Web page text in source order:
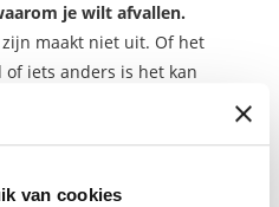
van cookies
je wilt afvallen.
maakt niet uit. Of het
iets anders is het kan
het ook makkelijker om